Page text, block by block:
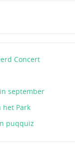
Concert
september
het Park
puqquiz